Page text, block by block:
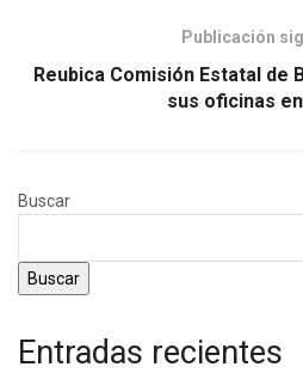
Publicación
Reubica Comisión Estatal de
sus oficinas
Buscar
Buscar
Entradas recientes